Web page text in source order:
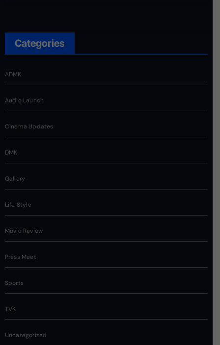
Categories
ADMK
Audio Launch
Cinema Updates
DMK
Gallery
Life Style
Movie Review
Press Meet
Sports
TVK
Uncategorized